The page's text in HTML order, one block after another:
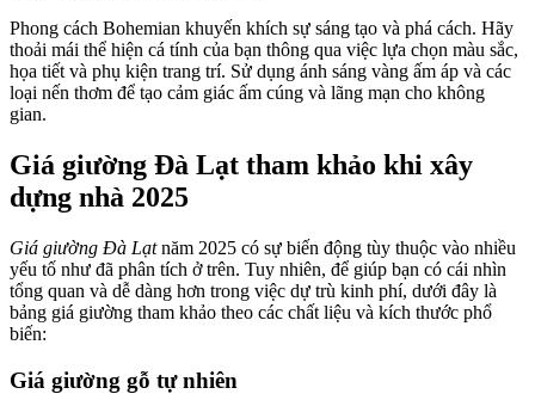
Phong cách Bohemian khuyến khích sự sáng tạo và phá cách. Hãy
thoải mái thể hiện cá tính của bạn thông qua việc lựa chọn màu sắc,
họa tiết và phụ kiện trang trí. Sử dụng ánh sáng vàng ấm áp và các
loại nến thơm để tạo cảm giác ấm cúng và lãng mạn cho không
gian.
Giá giường Đà Lạt tham khảo khi xây
dựng nhà 2025
Giá giường Đà Lạtnăm 2025 có sự biến động tùy thuộc vào nhiều
yếu tố như đã phân tích ở trên. Tuy nhiên, để giúp bạn có cái nhìn
tổng quan và dễ dàng hơn trong việc dự trù kinh phí, dưới đây là
bảng giá giường tham khảo theo các chất liệu và kích thước phổ
biến:
Giá giường gỗ tự nhiên